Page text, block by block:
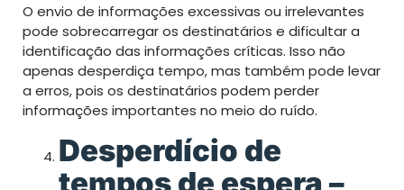
O envio de informações excessivas ou irrelevantes
pode sobrecarregar os destinatários e dificultar a
identificação das informações críticas. Isso não
apenas desperdiça tempo, mas também pode levar
a erros, pois os destinatários podem perder
informações importantes no meio do ruído.
Desperdício de
tempos de espera –